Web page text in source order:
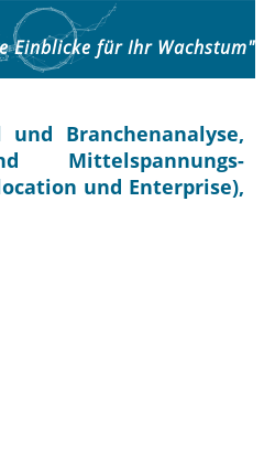
Einblicke für Ihr Wachstum"
Branchenanalyse,
Mittelspannungs-
und Enterprise),